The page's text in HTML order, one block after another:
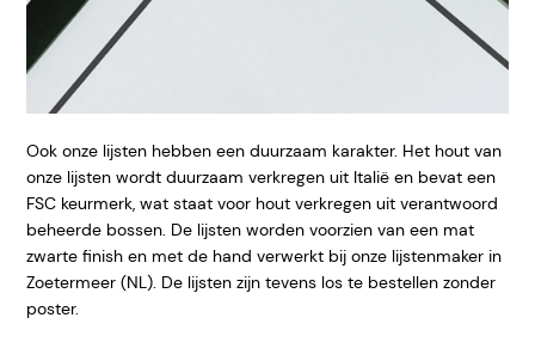
Ook onze lijsten hebben een duurzaam karakter. Het hout van
onze lijsten wordt duurzaam verkregen uit Italië en bevat een
FSC keurmerk, wat staat voor hout verkregen uit verantwoord
beheerde bossen. De lijsten worden voorzien van een mat
zwarte finish en met de hand verwerkt bij onze lijstenmaker in
Zoetermeer (NL). De lijsten zijn tevens los te bestellen zonder
poster.